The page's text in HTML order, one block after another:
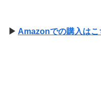
▶ Amazonでの購入はこ